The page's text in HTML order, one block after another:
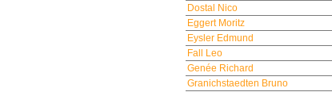
Dostal Nico
Eggert Moritz
Eysler Edmund
Fall Leo
Genée Richard
Granichstaedten Bruno